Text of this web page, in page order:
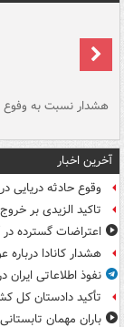
هشدار نسبت به وفوع
آخرین اخبار
وقوع حادثه دریایی
تاکید الزیدی بر
اعتراضات گسترده
هشدار کانادا درباره عواقب
نفوذ اطلاعاتی
تأکید دادستان کل
باران مهمان